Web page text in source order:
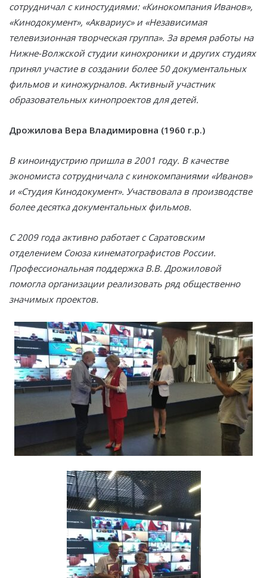
сотрудничал с киностудиями: «Кинокомпания Иванов»,
«Кинодокумент», «Аквариус» и «Независимая
телевизионная творческая группа». За время работы на
Нижне-Волжской студии кинохроники и других студиях
принял участие в создании более 50 документальных
фильмов и киножурналов. Активный участник
образовательных кинопроектов для детей.
Дрожилова Вера Владимировна (1960 г.р.)
В киноиндустрию пришла в 2001 году. В качестве
экономиста сотрудничала с кинокомпаниями «Иванов»
и «Студия Кинодокумент». Участвовала в производстве
более десятка документальных фильмов.
С 2009 года активно работает с Саратовским
отделением Союза кинематографистов России.
Профессиональная поддержка В.В. Дрожиловой
помогла организации реализовать ряд общественно
значимых проектов.